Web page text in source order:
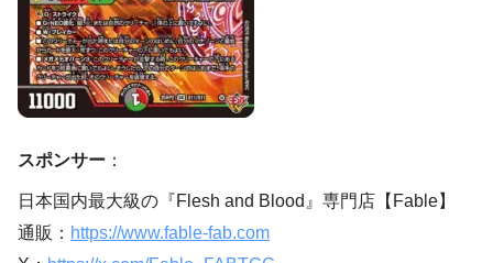
スポンサー ：
日本国内最大級の『Flesh and Blood』専門店【Fable】
通販： https://www.fable-fab.com